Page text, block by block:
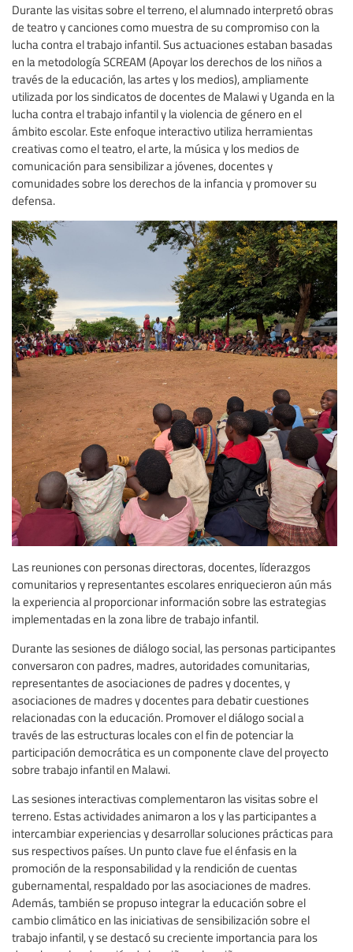
Durante las visitas sobre el terreno, el alumnado interpretó obras
de teatro y canciones como muestra de su compromiso con la
lucha contra el trabajo infantil. Sus actuaciones estaban basadas
en la metodología SCREAM (Apoyar los derechos de los niños a
través de la educación, las artes y los medios), ampliamente
utilizada por los sindicatos de docentes de Malawi y Uganda en la
lucha contra el trabajo infantil y la violencia de género en el
ámbito escolar. Este enfoque interactivo utiliza herramientas
creativas como el teatro, el arte, la música y los medios de
comunicación para sensibilizar a jóvenes, docentes y
comunidades sobre los derechos de la infancia y promover su
defensa.
Las reuniones con personas directoras, docentes, líderazgos
comunitarios y representantes escolares enriquecieron aún más
la experiencia al proporcionar información sobre las estrategias
implementadas en la zona libre de trabajo infantil.
Durante las sesiones de diálogo social, las personas participantes
conversaron con padres, madres, autoridades comunitarias,
representantes de asociaciones de padres y docentes, y
asociaciones de madres y docentes para debatir cuestiones
relacionadas con la educación. Promover el diálogo social a
través de las estructuras locales con el fin de potenciar la
participación democrática es un componente clave del proyecto
sobre trabajo infantil en Malawi.
Las sesiones interactivas complementaron las visitas sobre el
terreno. Estas actividades animaron a los y las participantes a
intercambiar experiencias y desarrollar soluciones prácticas para
sus respectivos países. Un punto clave fue el énfasis en la
promoción de la responsabilidad y la rendición de cuentas
gubernamental, respaldado por las asociaciones de madres.
Además, también se propuso integrar la educación sobre el
cambio climático en las iniciativas de sensibilización sobre el
trabajo infantil, y se destacó su creciente importancia para los